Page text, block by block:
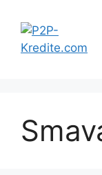
Inhalt
springen